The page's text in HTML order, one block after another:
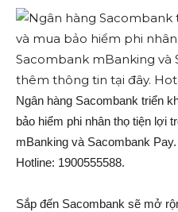
Ngân hàng Sacombank triển
bảo hiểm phi nhân thọ tiện lợi
mBanking và Sacombank
Hotline: 1900555588.
Sắp đến Sacombank sẽ mở